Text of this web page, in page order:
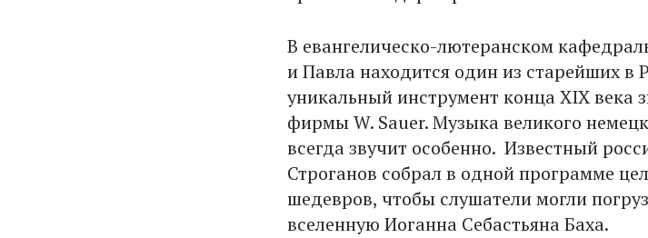
В евангелическо-лютеранском
и Павла находится один из старейших в
уникальный инструмент конца XIX века
фирмы W. Sauer. Музыка великого
всегда звучит особенно. Известный
Строганов собрал в одной программе
шедевров, чтобы слушатели могли
вселенную Иоганна Себастьяна Баха.